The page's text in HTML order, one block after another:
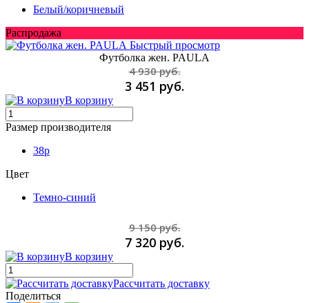
Белый/коричневый
Распродажа
Быстрый просмотр
Футболка жен. PAULA
4 930 руб.
3 451 руб.
В корзину
Размер производителя
38p
Цвет
Темно-синий
9 150 руб.
7 320 руб.
В корзину
Рассчитать доставку
Поделиться